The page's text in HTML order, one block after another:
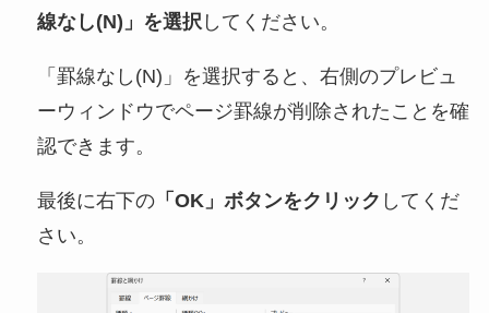
線なし(N)」を選択してください。
「罫線なし(N)」を選択すると、右側のプレビュ
ーウィンドウでページ罫線が削除されたことを確
認できます。
最後に右下の「OK」ボタンをクリック してくだ
さい。